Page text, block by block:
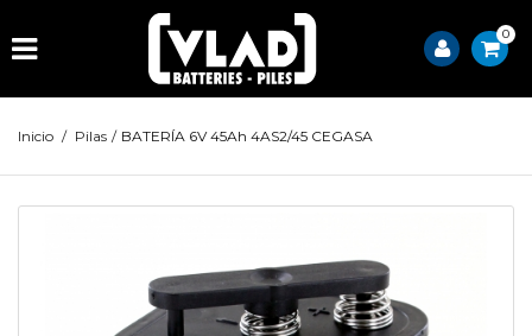
0
Inicio / Pilas / BATERÍA 6V 45Ah 4AS2/45 CEGASA